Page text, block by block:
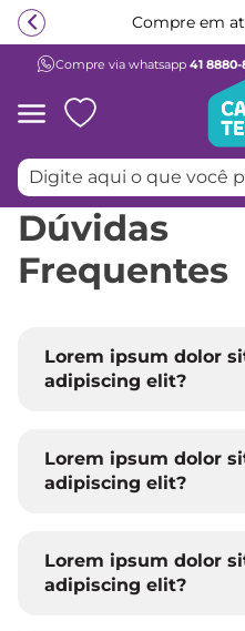
Compre em
Compre via whatsapp 41 8880-
Digite aqui o que você
Dúvidas
Frequentes
Lorem ipsum dolor
adipiscing elit?
Lorem ipsum dolor
adipiscing elit?
Lorem ipsum dolor
adipiscing elit?
Termos mais buscados
1º
beliche
º
aria
4º
bicama
6
treliche
berço
cama infantil